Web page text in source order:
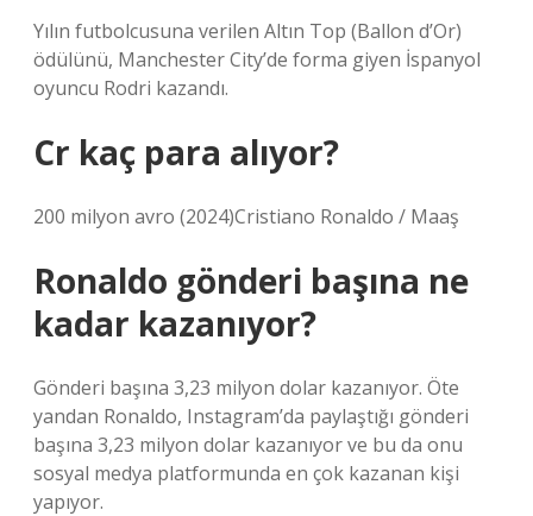
Yılın futbolcusuna verilen Altın Top (Ballon d’Or)
ödülünü, Manchester City’de forma giyen İspanyol
oyuncu Rodri kazandı.
Cr kaç para alıyor?
200 milyon avro (2024)Cristiano Ronaldo / Maaş
Ronaldo gönderi başına ne
kadar kazanıyor?
Gönderi başına 3,23 milyon dolar kazanıyor. Öte
yandan Ronaldo, Instagram’da paylaştığı gönderi
başına 3,23 milyon dolar kazanıyor ve bu da onu
sosyal medya platformunda en çok kazanan kişi
yapıyor.